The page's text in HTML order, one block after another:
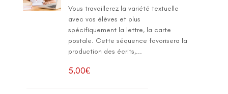
Vous travaillerez la variété textuelle
avec vos élèves et plus
spécifiquement la lettre, la carte
postale. Cette séquence favorisera la
production des écrits,...
5,00€